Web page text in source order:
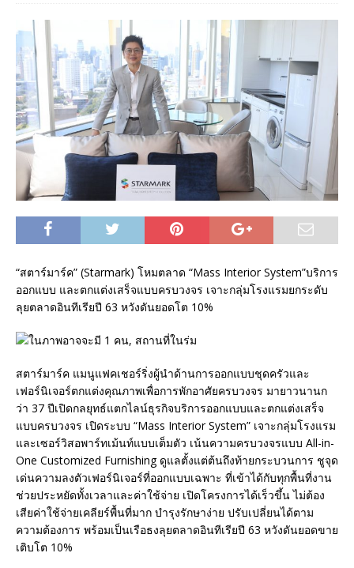
“สตาร์มาร์ค” (Starmark) โหมตลาด “Mass Interior System”บริการ
ออกแบบ และตกแต่งเสร็จแบบครบวงจร เจาะกลุ่มโรงแรมยกระดับ
ลุยตลาดอินทีเรียปี 63 หวังดันยอดโต 10%
สตาร์มาร์ค แมนูแฟคเชอร์ริ่งผู้นำด้านการออกแบบชุดครัวและ
เฟอร์นิเจอร์ตกแต่งคุณภาพเพื่อการพักอาศัยครบวงจร มายาวนานก
ว่า 37 ปีเปิดกลยุทธ์แตกไลน์ธุรกิจบริการออกแบบและตกแต่งเสร็จ
แบบครบวงจร เปิดระบบ “Mass Interior System” เจาะกลุ่มโรงแรม
และเซอร์วิสอพาร์ทเม้นท์แบบเต็มตัว เน้นความครบวงจรแบบ All-in-
One Customized Furnishing ดูแลตั้งแต่ต้นถึงท้ายกระบวนการ ชูจุด
เด่นความลงตัวเฟอร์นิเจอร์ที่ออกแบบเฉพาะ ที่เข้าได้กับทุกพื้นที่งาน
ช่วยประหยัดทั้งเวลาและค่าใช้จ่าย เปิดโครงการได้เร็วขึ้น ไม่ต้อง
เสียค่าใช้จ่ายเคลียร์พื้นที่มาก บำรุงรักษาง่าย ปรับเปลี่ยนได้ตาม
ความต้องการ พร้อมเป็นเรือธงลุยตลาดอินทีเรียปี 63 หวังดันยอดขาย
เติบโต 10%